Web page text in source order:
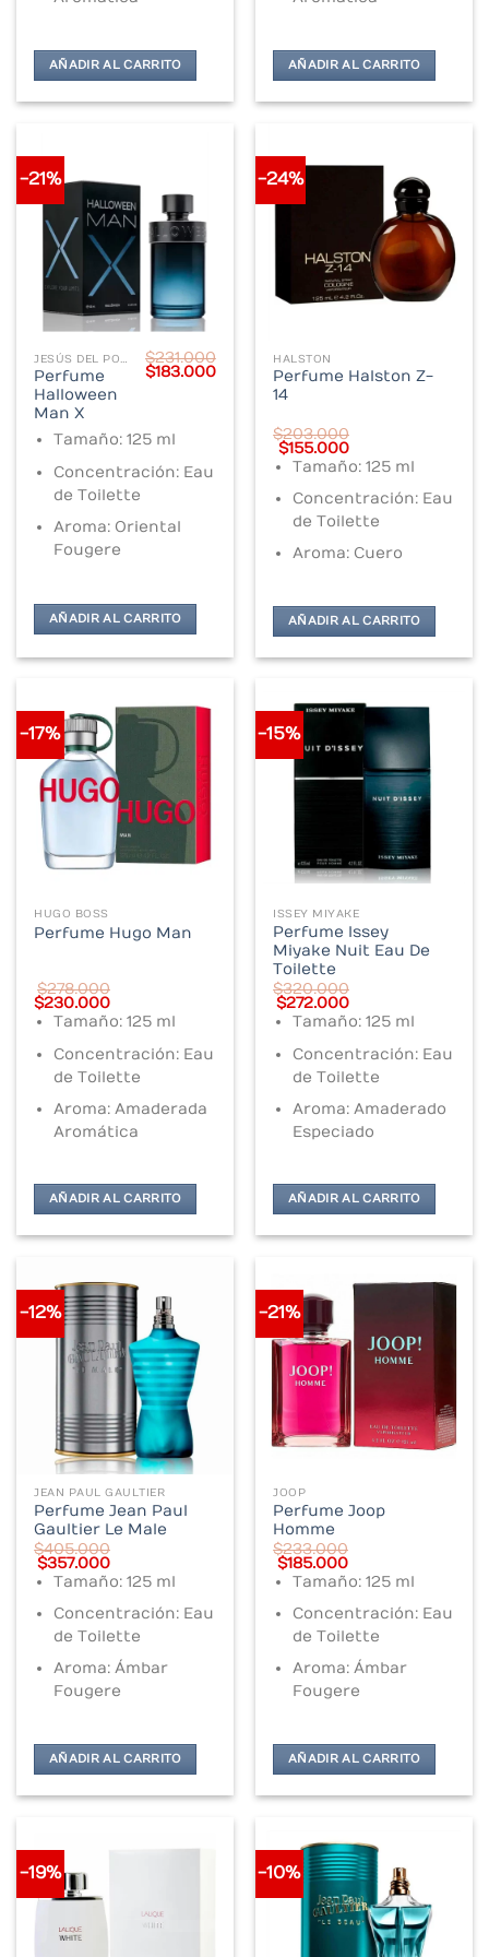
AÑADIR AL CARRITO AÑADIR AL CARRITO
-21%
JESÚS DEL POZO
Perfume
Halloween
Man X
$231.000
Original
$183.000Current
Tamaño: 125 ml
Concentración: Eau
de Toilette
Aroma: Oriental
Fougere
AÑADIR AL CARRITO
-24%
HALSTON
Perfume Halston Z-
14
$203.000
Original
price
was:
$203.000.
$155.000Current
price
is:
$155.000.
Tamaño: 125 ml
Concentración: Eau
de Toilette
Aroma: Cuero
AÑADIR AL CARRITO
-17%
HUGO BOSS
Perfume Hugo Man
$278.000
Original
price
was:
$278.000.
$230.000Current
price
is:
$230.000.
Tamaño: 125 ml
Concentración: Eau
de Toilette
Aroma: Amaderada
Aromática
AÑADIR AL CARRITO
-15%
ISSEY MIYAKE
Perfume Issey
Miyake Nuit Eau De
Toilette
$320.000
Original
price
was:
$320.000.
$272.000Current
price
is:
$272.000.
Tamaño: 125 ml
Concentración: Eau
de Toilette
Aroma: Amaderado
Especiado
AÑADIR AL CARRITO
-12%
JEAN PAUL GAULTIER
Perfume Jean Paul
Gaultier Le Male
$405.000
Original
price
was:
$405.000.
$357.000Current
price
is:
$357.000.
Tamaño: 125 ml
Concentración: Eau
de Toilette
Aroma: Ámbar
Fougere
AÑADIR AL CARRITO
-21%
JOOP
Perfume Joop
Homme
$233.000
Original
price
was:
$233.000.
$185.000Current
price
is:
$185.000.
Tamaño: 125 ml
Concentración: Eau
de Toilette
Aroma: Ámbar
Fougere
AÑADIR AL CARRITO
-19% -10%